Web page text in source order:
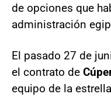
de opciones que
administración
El pasado 27 de
el contrato de
equipo de la